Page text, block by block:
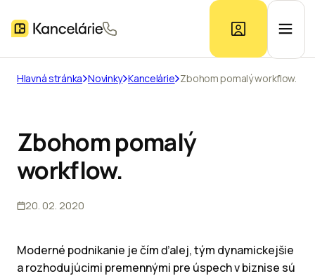
Prieskum trhu
Inzerát
Hlavná stránka Novinky Kancelárie Zbohom pomalý workflow.
Zbohom pomalý
workflow.
20. 02. 2020
Moderné podnikanie je čím ďalej, tým dynamickejšie
a rozhodujúcimi premennými pre úspech v biznise sú